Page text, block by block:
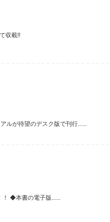
収載!!
ルが待望のデスク版で刊行......
！ ◆本書の電子版......